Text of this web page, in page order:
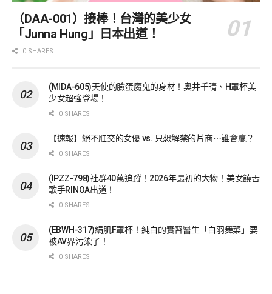
（DAA-001）接棒！台灣的美少女
「Junna Hung」日本出道！
0 SHARES
(MIDA-605)天使的臉蛋魔鬼的身材！奥井千晴、H罩杯美
少女超強登場！
0 SHARES
【速報】絕不肛交的女優 vs. 只想解禁的片商⋯誰會贏？
0 SHARES
(IPZZ-798)社群40萬追蹤！2026年最初的大物！美女饒舌
歌手RINOA出道！
0 SHARES
(EBWH-317)絹肌F罩杯！純白的實習醫生「白羽舞菜」要
被AV界污染了！
0 SHARES